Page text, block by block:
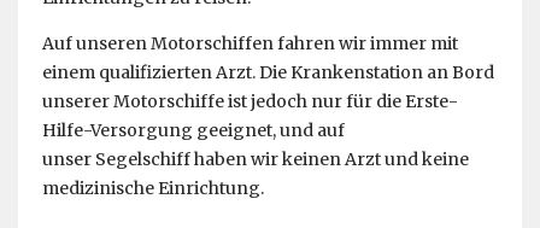
Auf unseren Motorschiffen fahren wir immer mit
einem qualifizierten Arzt. Die Krankenstation an Bord
unserer Motorschiffe ist jedoch nur für die Erste-
Hilfe-Versorgung geeignet, und auf
unser Segelschiff haben wir keinen Arzt und keine
medizinische Einrichtung.